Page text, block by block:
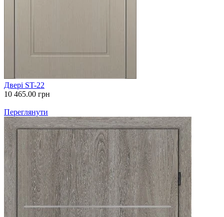
Двері ST-22
10 465.00 грн
Переглянути